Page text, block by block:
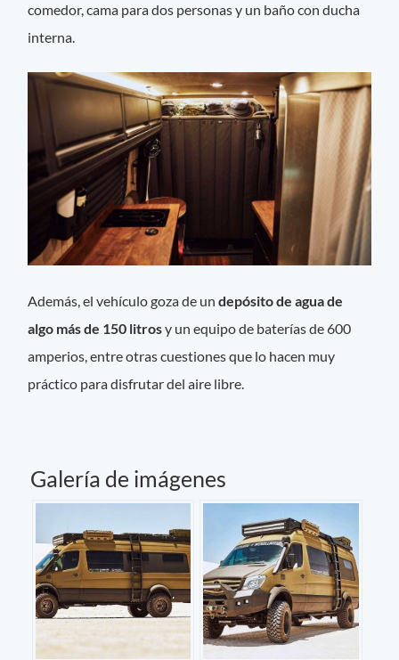
comedor, cama para dos personas y un baño con ducha
interna.
Además, el vehículo goza de undepósito de agua de
algo más de 150 litrosy un equipo de baterías de 600
amperios, entre otras cuestiones que lo hacen muy
práctico para disfrutar del aire libre.
Galería de imágenes